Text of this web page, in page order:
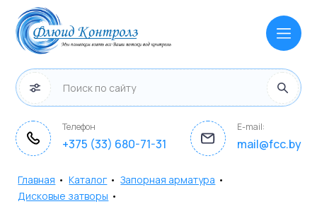
Телефон
+375 (33) 680-71-31
E-mail:
mail@fcc.by
Главная • Каталог • Запорная арматура •
Дисковые затворы •